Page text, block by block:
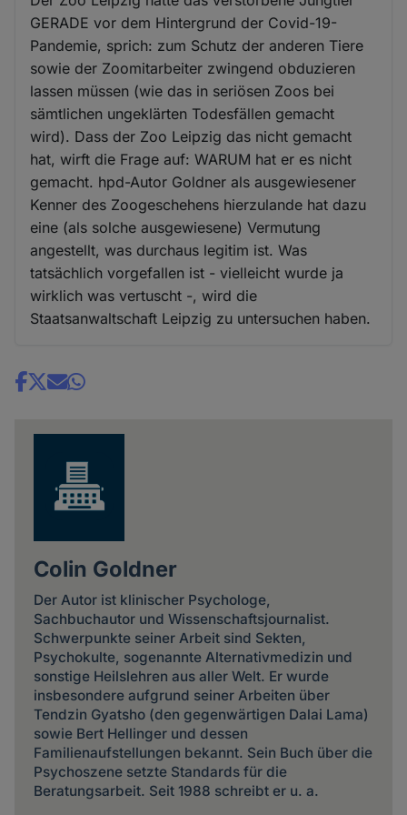
GERADE vor dem Hintergrund der Covid-19-
Pandemie, sprich: zum Schutz der anderen Tiere
sowie der Zoomitarbeiter zwingend obduzieren
lassen müssen (wie das in seriösen Zoos bei
sämtlichen ungeklärten Todesfällen gemacht
wird). Dass der Zoo Leipzig das nicht gemacht
hat, wirft die Frage auf: WARUM hat er es nicht
gemacht. hpd-Autor Goldner als ausgewiesener
Kenner des Zoogeschehens hierzulande hat dazu
eine (als solche ausgewiesene) Vermutung
angestellt, was durchaus legitim ist. Was
tatsächlich vorgefallen ist - vielleicht wurde ja
wirklich was vertuscht -, wird die
Staatsanwaltschaft Leipzig zu untersuchen haben.
Share
Colin Goldner
Der Autor ist klinischer Psychologe,
Sachbuchautor und Wissenschaftsjournalist.
Schwerpunkte seiner Arbeit sind Sekten,
Psychokulte, sogenannte Alternativmedizin und
sonstige Heilslehren aus aller Welt. Er wurde
insbesondere aufgrund seiner Arbeiten über
Tendzin Gyatsho (den gegenwärtigen Dalai Lama)
sowie Bert Hellinger und dessen
Familienaufstellungen bekannt. Sein Buch über die
Psychoszene setzte Standards für die
Beratungsarbeit. Seit 1988 schreibt er u. a.